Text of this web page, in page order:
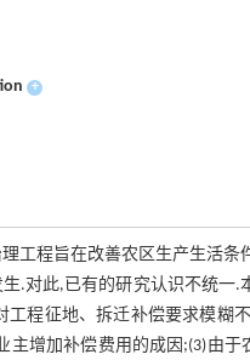
+
工程旨在改善农区生产生活
.对此,已有的研究认识不统一
工程征地、拆迁补偿要求模
主增加补偿费用的成因;(3)由